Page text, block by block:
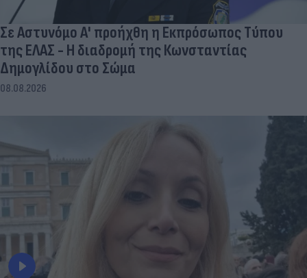
Σε Αστυνόμο Α' προήχθη η Εκπρόσωπος Τύπου
της ΕΛΑΣ - Η διαδρομή της Κωνσταντίας
Δημογλίδου στο Σώμα
08.08.2026